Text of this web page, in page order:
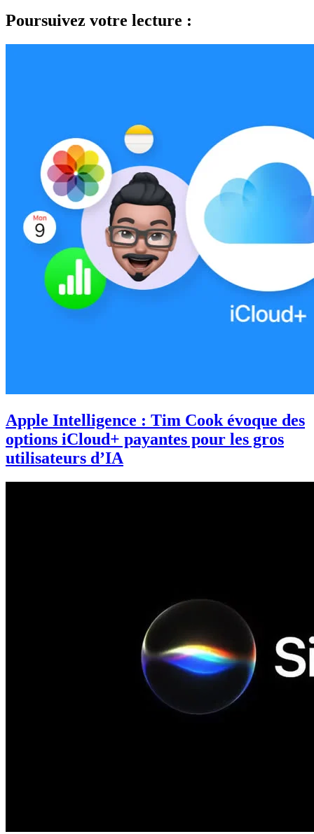
Poursuivez votre lecture :
Apple Intelligence : Tim Cook évoque des
options iCloud+ payantes pour les gros
utilisateurs d’IA